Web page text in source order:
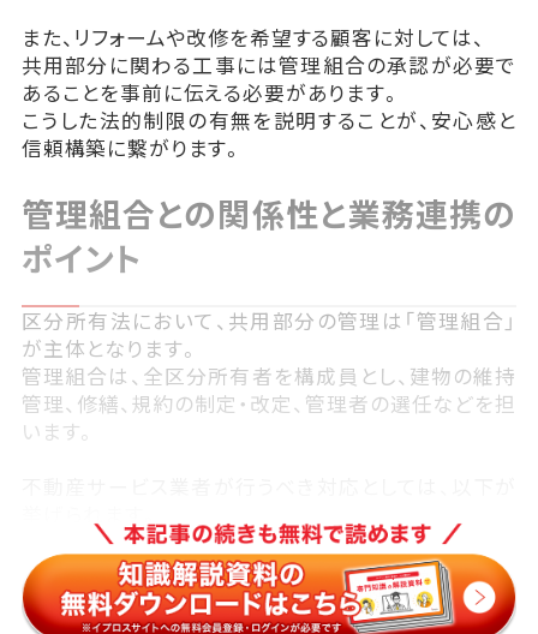
また、リフォームや改修を希望する顧客に対しては、
共用部分に関わる工事には管理組合の承認が必要で
あることを事前に伝える必要があります。
こうした法的制限の有無を説明することが、安心感と
信頼構築に繋がります。
管理組合との関係性と業務連携の
ポイント
区分所有法において、共用部分の管理は「管理組合」
が主体となります。
管理組合は、全区分所有者を構成員とし、建物の維持
管理、修繕、規約の制定・改定、管理者の選任などを担
います。
◉ 管理組合への資料請求